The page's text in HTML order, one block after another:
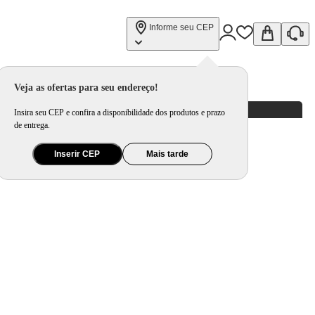
Informe seu CEP
Veja as ofertas para seu endereço!
Insira seu CEP e confira a disponibilidade dos produtos e prazo
de entrega.
Inserir CEP Mais tarde